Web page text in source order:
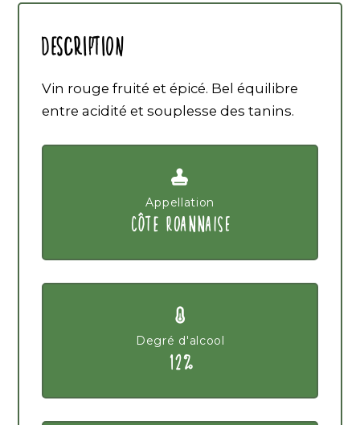
Domaine
Description
Vin rouge fruité et épicé. Bel équilibre
entre acidité et souplesse des tanins.
Appellation
CÔTE ROANNAISE
Degré d'alcool
12%